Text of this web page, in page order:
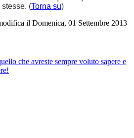
(Torna su)
il Domenica, 01 Settembre 2013
che avreste sempre voluto sapere e